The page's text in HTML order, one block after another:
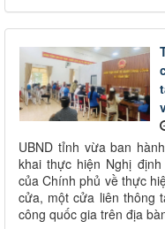
UBND tỉnh vừa ban
khai thực hiện Nghị
của Chính phủ về thực
cửa, một cửa liên thông
công quốc gia trên địa